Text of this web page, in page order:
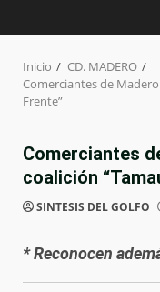
Inicio
CD. MADERO
Comerciantes de
Frente”
Comerciantes
coalición
SINTESIS DEL GOLFO
* Reconocen